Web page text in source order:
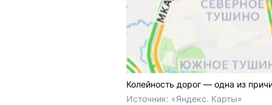
Колейность дорог — одна из
Источник: «Яндекс. Карты»